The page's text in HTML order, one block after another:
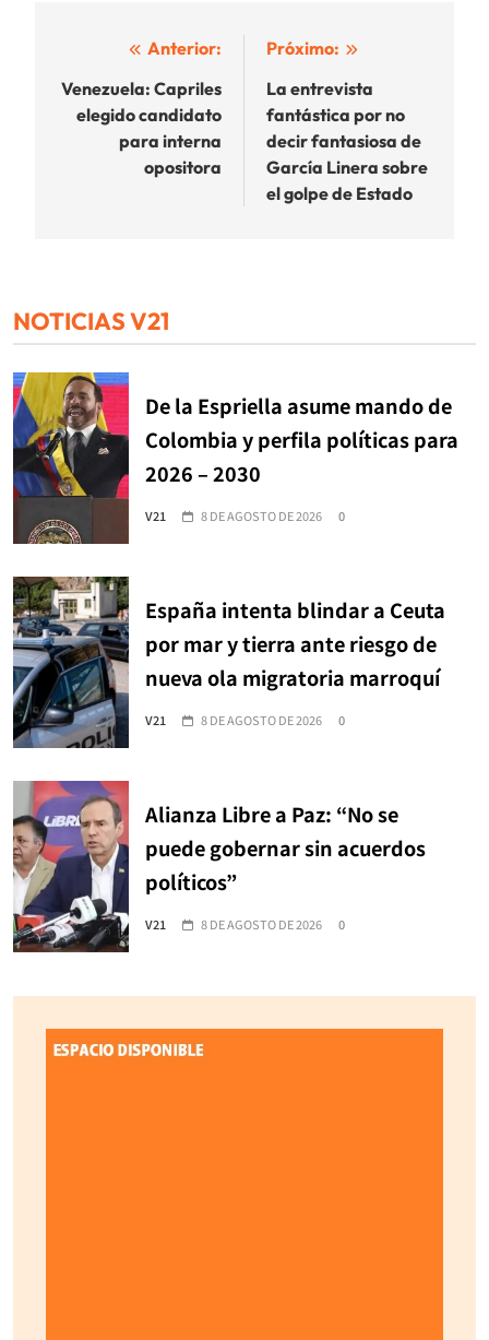
Navegación
de
entradas
Anterior:
Venezuela: Capriles
elegido candidato
para interna
opositora
Próximo:
La entrevista
fantástica por no
decir fantasiosa de
García Linera sobre
el golpe de Estado
NOTICIAS V21
De la Espriella asume mando de
Colombia y perfila políticas para
2026 – 2030
V21 8 DE AGOSTO DE 2026 0
España intenta blindar a Ceuta
por mar y tierra ante riesgo de
nueva ola migratoria marroquí
V21 8 DE AGOSTO DE 2026 0
Alianza Libre a Paz: “No se
puede gobernar sin acuerdos
políticos”
V21 8 DE AGOSTO DE 2026 0